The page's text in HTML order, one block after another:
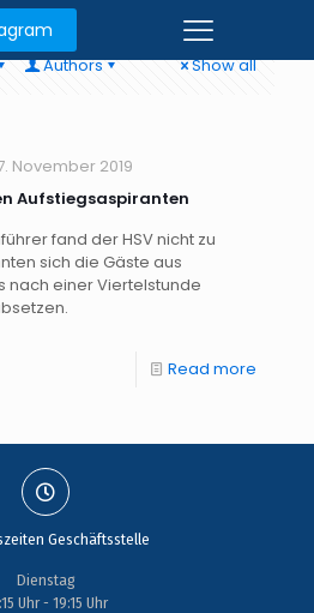
Authors Show all
November 2019
Aufstiegsaspiranten
fand der HSV nicht zu
sich die Gäste aus
nach einer Viertelstunde
Read more
Geschäftsstelle
Dienstag
Uhr - 19:15 Uhr